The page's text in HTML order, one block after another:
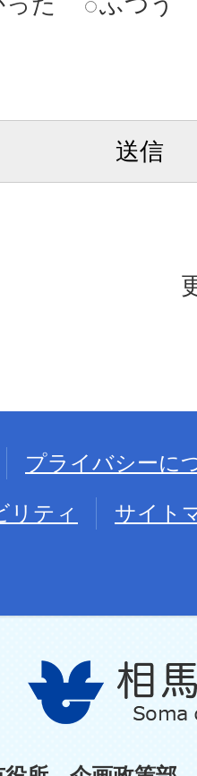
プライバシーに
リティ
サイト